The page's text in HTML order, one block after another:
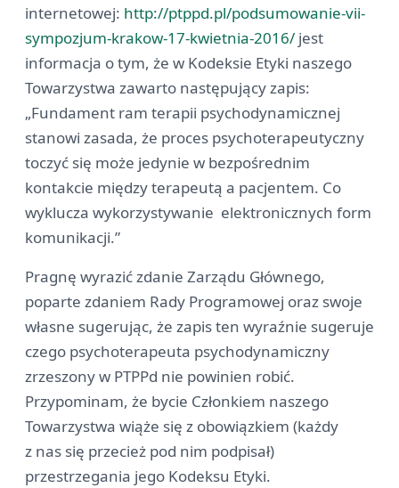
internetowej: http://ptppd.pl/podsumowanie-vii-
sympozjum-krakow-17-kwietnia-2016/ jest
informacja o tym, że w Kodeksie Etyki naszego
Towarzystwa zawarto następujący zapis:
„Fundament ram terapii psychodynamicznej
stanowi zasada, że proces psychoterapeutyczny
toczyć się może jedynie w bezpośrednim
kontakcie między terapeutą a pacjentem. Co
wyklucza wykorzystywanie elektronicznych form
komunikacji.”
Pragnę wyrazić zdanie Zarządu Głównego,
poparte zdaniem Rady Programowej oraz swoje
własne sugerując, że zapis ten wyraźnie sugeruje
czego psychoterapeuta psychodynamiczny
zrzeszony w PTPPd nie powinien robić.
Przypominam, że bycie Członkiem naszego
Towarzystwa wiąże się z obowiązkiem (każdy
z nas się przecież pod nim podpisał)
przestrzegania jego Kodeksu Etyki.